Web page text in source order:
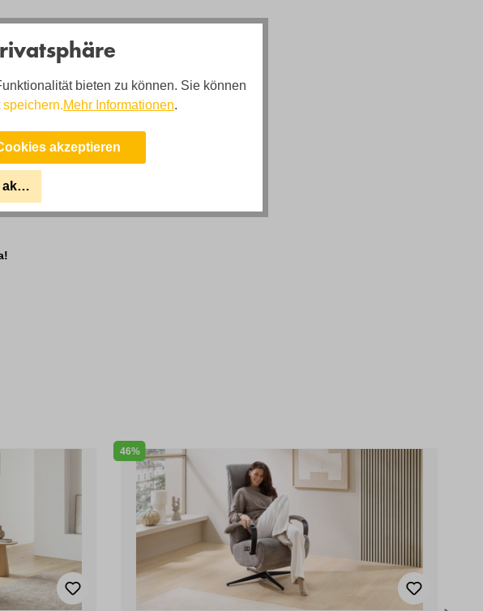
46%
bieten zu können. Sie können
speichern.Mehr Informationen.
akzeptieren